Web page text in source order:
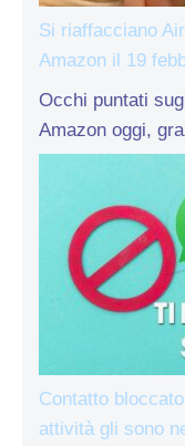
Si riaffacciano
Amazon il 19
Occhi puntati
Amazon oggi,
Contatto
attività gli sono